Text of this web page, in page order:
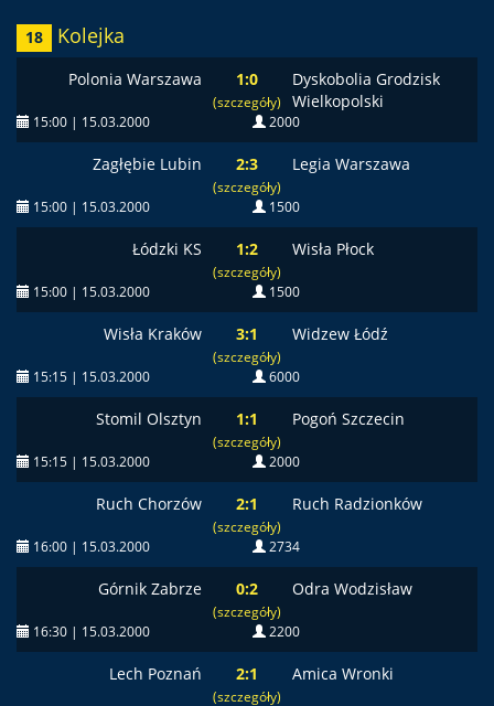
18 Kolejka
Polonia Warszawa 1:0
(szczegóły)
Dyskobolia Grodzisk
Wielkopolski
15:00 | 15.03.2000 2000
Zagłębie Lubin 2:3
(szczegóły)
Legia Warszawa
15:00 | 15.03.2000 1500
Łódzki KS 1:2
(szczegóły)
Wisła Płock
15:00 | 15.03.2000 1500
Wisła Kraków 3:1
(szczegóły)
Widzew Łódź
15:15 | 15.03.2000 6000
Stomil Olsztyn 1:1
(szczegóły)
Pogoń Szczecin
15:15 | 15.03.2000 2000
Ruch Chorzów 2:1
(szczegóły)
Ruch Radzionków
16:00 | 15.03.2000 2734
Górnik Zabrze 0:2
(szczegóły)
Odra Wodzisław
16:30 | 15.03.2000 2200
Lech Poznań 2:1
(szczegóły)
Amica Wronki